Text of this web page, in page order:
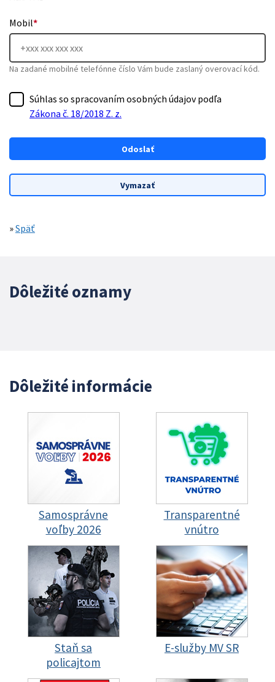
Mobil*
Na zadané mobilné telefónne číslo Vám bude zaslaný overovací kód.
Súhlas so spracovaním osobných údajov podľa
Zákona č. 18/2018 Z. z.
»Späť
Dôležité oznamy
Dôležité informácie
Samosprávne
voľby 2026
Transparentné
vnútro
Staň sa
policajtom
E-služby MV SR